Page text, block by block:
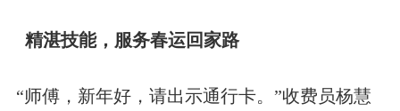
精湛技能，服务春运回家路
“师傅，新年好，请出示通行卡。”收费员杨慧